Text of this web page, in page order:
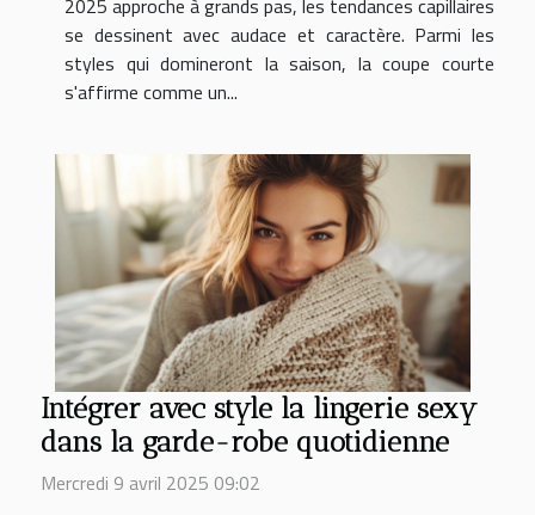
2025 approche à grands pas, les tendances capillaires
se dessinent avec audace et caractère. Parmi les
styles qui domineront la saison, la coupe courte
s'affirme comme un...
Intégrer avec style la lingerie sexy
dans la garde-robe quotidienne
Mercredi 9 avril 2025 09:02